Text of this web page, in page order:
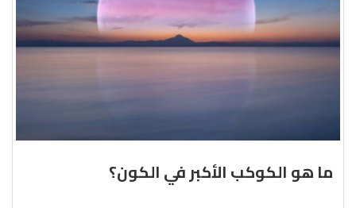
ما هو الكوكب الأكبر في الكون؟